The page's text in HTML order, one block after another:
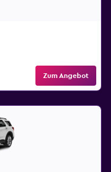
Zum Angebot